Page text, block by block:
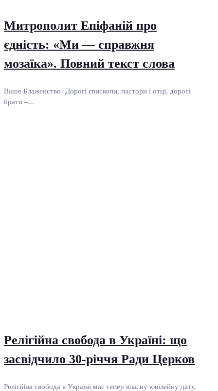
Митрополит Епіфаній про
єдність: «Ми — справжня
мозаїка». Повний текст слова
Ваше Блаженство! Дорогі єпископи, пастори і отці, дорогі
брати –...
Релігійна свобода в Україні: що
засвідчило 30-річчя Ради Церков
Релігійна свобода в Україні має тепер власну ювілейну дату.